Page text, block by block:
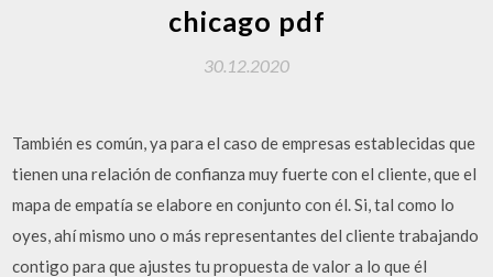
chicago pdf
30.12.2020
También es común, ya para el caso de empresas establecidas que
tienen una relación de confianza muy fuerte con el cliente, que el
mapa de empatía se elabore en conjunto con él. Si, tal como lo
oyes, ahí mismo uno o más representantes del cliente trabajando
contigo para que ajustes tu propuesta de valor a lo que él